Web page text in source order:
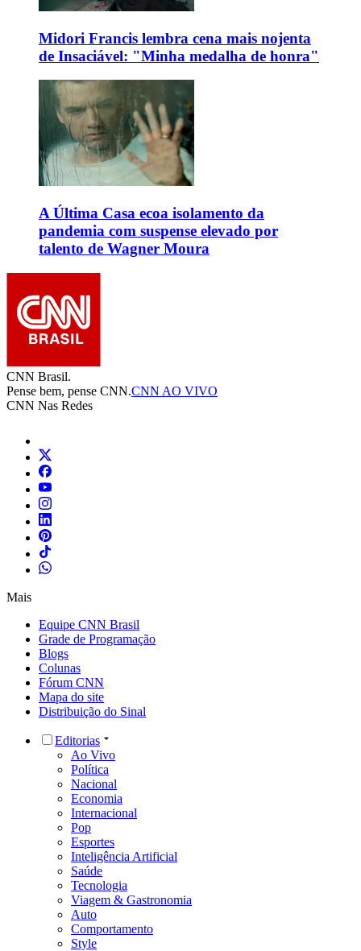
Midori Francis lembra cena mais nojenta
de Insaciável: "Minha medalha de honra"
A Última Casa ecoa isolamento da
pandemia com suspense elevado por
talento de Wagner Moura
CNN Brasil.
Pense bem, pense CNN.CNN AO VIVO
CNN Nas Redes
Mais
Equipe CNN Brasil
Grade de Programação
Blogs
Colunas
Fórum CNN
Mapa do site
Distribuição do Sinal
Editorias
Ao Vivo
Política
Nacional
Economia
Internacional
Pop
Esportes
Inteligência Artificial
Saúde
Tecnologia
Viagem & Gastronomia
Auto
Comportamento
Style